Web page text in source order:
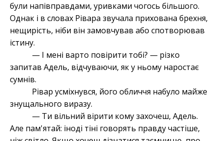
були напівправдами, уривками чогось більшого.
Однак і в словах Рівара звучала прихована брехня,
нещирість, ніби він замовчував або спотворював
істину.
— І мені варто повірити тобі? — різко
запитав Адель, відчуваючи, як у ньому наростає
сумнів.
Рівар усміхнувся, його обличчя набуло майже
знущального виразу.
— Ти вільний вірити кому захочеш, Адель.
Але пам'ятай: іноді тіні говорять правду частіше,